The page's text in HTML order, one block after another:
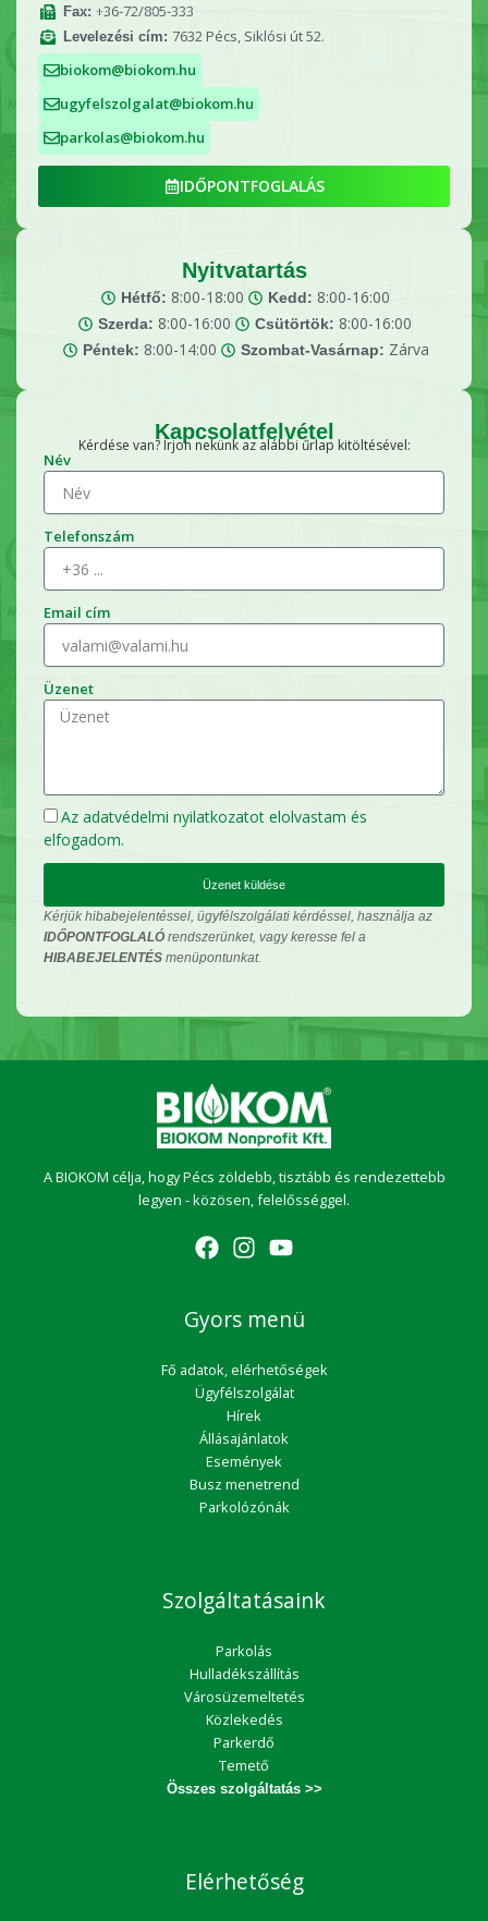
Fax: +36-72/805-333
Levelezési cím: 7632 Pécs, Siklósi út 52.
biokom@biokom.hu
ugyfelszolgalat@biokom.hu
parkolas@biokom.hu
IDŐPONTFOGLALÁS
Nyitvatartás
Hétfő: 8:00-18:00 Kedd: 8:00-16:00
Szerda: 8:00-16:00 Csütörtök: 8:00-16:00
Péntek: 8:00-14:00 Szombat-Vasárnap: Zárva
Kapcsolatfelvétel
Kérdése van? Írjon nekünk az alábbi űrlap kitöltésével:
Név
Telefonszám
Email cím
Üzenet
Az adatvédelmi nyilatkozatot elolvastam és
elfogadom.
Üzenet küldése
Kérjük hibabejelentéssel, ügyfélszolgálati kérdéssel, használja az
IDŐPONTFOGLALÓ rendszerünket, vagy keresse fel a
HIBABEJELENTÉS menüpontunkat.
A BIOKOM célja, hogy Pécs zöldebb, tisztább és rendezettebb
legyen - közösen, felelősséggel.
Gyors menü
Fő adatok, elérhetőségek
Ügyfélszolgálat
Hírek
Állásajánlatok
Események
Busz menetrend
Parkolózónák
Szolgáltatásaink
Parkolás
Hulladékszállítás
Városüzemeltetés
Közlekedés
Parkerdő
Temető
Összes szolgáltatás >>
Elérhetőség